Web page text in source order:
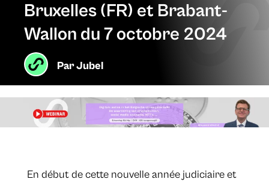
Bruxelles (FR) et Brabant-
Wallon du 7 octobre 2024
ParJubel
En début de cette nouvelle année judiciaire et